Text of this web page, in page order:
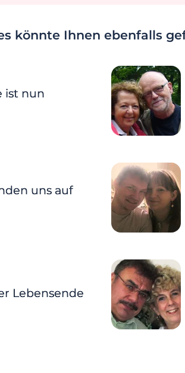
könnte Ihnen ebenfalls
ist nun
uns auf
Lebensende